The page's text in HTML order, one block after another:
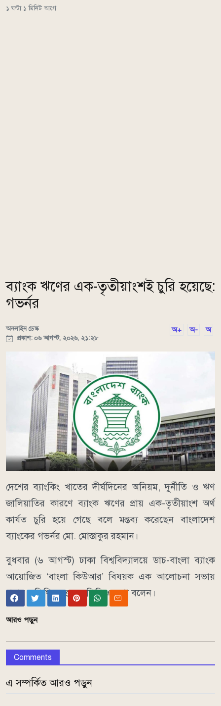
১ ঘন্টা ১ মিনিট আগে
ব্যাংক ঋণের এক-তৃতীয়াংশই চুরি হয়েছে:
গভর্নর
অনলাইন ডেস্ক
প্রকাশ: ০৬ আগস্ট, ২০২৬, ২১:২৮
অ+ অ- অ
দেশের ব্যাংকিং খাতের দীর্ঘদিনের অনিয়ম, দুর্নীতি ও ঋণ
জালিয়াতির কারণে ব্যাংক ঋণের প্রায় এক-তৃতীয়াংশ অর্থ
কার্যত চুরি হয়ে গেছে বলে মন্তব্য করেছেন বাংলাদেশ
ব্যাংকের গভর্নর মো. মোস্তাকুর রহমান।
বুধবার (৬ আগস্ট) ঢাকা বিশ্ববিদ্যালয়ে ডাচ-বাংলা ব্যাংক
আয়োজিত ‘বাংলা কিউআর’ বিষয়ক এক আলোচনা সভায়
প্রধান অতিথির বক্তব্যে তিনি এ কথা বলেন।
আরও পড়ুন
Comments
এ সম্পর্কিত আরও পড়ুন